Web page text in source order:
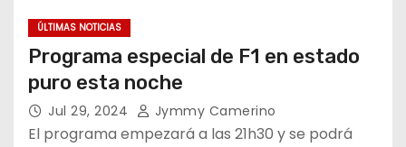
ÚLTIMAS NOTICIAS
Programa especial de F1 en estado
puro esta noche
Jul 29, 2024 Jymmy Camerino
El programa empezará a las 21h30 y se podrá